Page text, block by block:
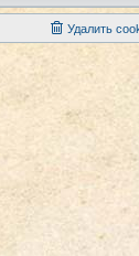
Удалить